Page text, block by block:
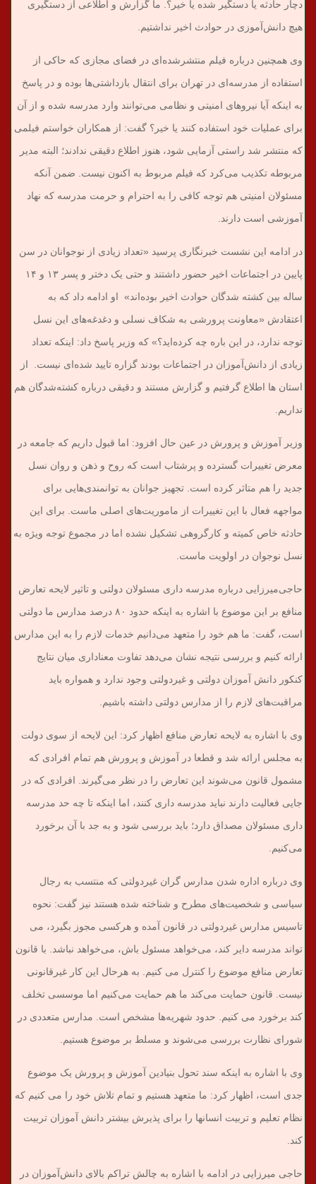
دچار حادثه یا دستگیر شده یا خیر؟. ما گزارش و اطلاعی از دستگیری
هیچ دانش‌آموزی در حوادث اخیر نداشتیم.
وی همچنین درباره فیلم منتشرشده‌ای در فضای مجازی که حاکی از
استفاده از مدرسه‌ای در تهران برای انتقال بازداشتی‌ها بوده و در پاسخ
به اینکه آیا نیروهای امنیتی و نظامی می‌توانند وارد مدرسه شده و از آن
برای عملیات خود استفاده کنند یا خیر؟ گفت: از همکاران خواستم فیلمی
که منتشر شد راستی آزمایی شود، هنوز اطلاع دقیقی ندادند؛ البته مدیر
مربوطه تکذیب می‌کرد که فیلم مربوط به اکنون نیست. ضمن آنکه
مسئولان امنیتی هم توجه کافی را به احترام و حرمت مدرسه که نهاد
آموزشی است دارند.
در ادامه این نشست خبرنگاری پرسید «تعداد زیادی از نوجوانان در سن
پایین در اجتماعات اخیر حضور داشتند و حتی یک دختر و پسر ۱۳ و ۱۴
ساله بین کشته شدگان حوادث اخیر بوده‌اند» او ادامه داد که به
اعتقادش «معاونت پرورشی به شکاف نسلی و دغدغه‌های این نسل
توجه ندارد، در این باره چه کرده‌اید؟» که وزیر پاسخ داد: اینکه تعداد
زیادی از دانش‌آموزان در اجتماعات بودند گزاره تایید شده‌ای نیست. از
استان ها اطلاع گرفتیم و گزارش مستند و دقیقی درباره کشته‌شدگان هم
نداریم.
وزیر آموزش و پرورش در عین حال افزود: اما قبول داریم که جامعه در
معرض تغییرات گسترده و پرشتاب است که روح و ذهن و روان نسل
جدید را هم متاثر کرده‌ است. تجهیز جوانان به توانمندی‌هایی برای
مواجهه فعال با این تغییرات از ماموریت‌های اصلی ماست. برای این
حادثه خاص کمیته و کارگروهی تشکیل نشده اما در مجموع توجه ویژه به
نسل نوجوان در اولویت ماست.
حاجی‌میرزایی درباره مدرسه داری مسئولان دولتی و تاثیر لایحه تعارض
منافع بر این موضوع با اشاره به اینکه حدود ۸۰ درصد مدارس ما دولتی
است، گفت: ما هم خود را متعهد می‌دانیم خدمات لازم را به این مدارس
ارائه کنیم و بررسی نتیجه نشان می‌دهد تفاوت معناداری میان نتایج
کنکور دانش آموزان دولتی و غیردولتی وجود ندارد و همواره باید
مراقبت‌های لازم را از مدارس دولتی داشته باشیم.
وی با اشاره به لایحه تعارض منافع اظهار کرد: این لایحه از سوی دولت
به مجلس ارائه شد و قطعا در آموزش و پرورش هم تمام افرادی که
مشمول قانون می‌شوند این تعارض را در نظر می‌گیرند. افرادی که در
جایی فعالیت دارند نباید مدرسه داری کنند، اما اینکه تا چه حد مدرسه
داری مسئولان مصداق دارد؛ باید بررسی شود و به جد با آن برخورد
می‌کنیم.
وی درباره اداره شدن مدارس گران غیردولتی که منتسب به رجال
سیاسی و شخصیت‌های مطرح و شناخته شده هستند نیز گفت: نحوه
تاسیس مدارس غیردولتی در قانون آمده و هرکسی مجوز بگیرد، می
تواند مدرسه دایر کند، می‌خواهد مسئول باش، می‌خواهد نباشد. با قانون
تعارض منافع موضوع را کنترل می کنیم. به هرحال این کار غیرقانونی
نیست. قانون حمایت می‌کند ما هم حمایت می‌کنیم اما موسسی تخلف
کند برخورد می کنیم. حدود شهریه‌ها مشخص است. مدارس متعددی در
شورای نظارت بررسی می‌شوند و مسلط بر موضوع هستیم.
وی با اشاره به اینکه سند تحول بنیادین آموزش و پرورش یک موضوع
جدی است، اظهار کرد: ما متعهد هستیم و تمام تلاش خود را می کنیم که
نظام تعلیم و تربیت انسانها را برای پذیرش بیشتر دانش آموزان تربیت
کند.
حاجی میرزایی در ادامه با اشاره به چالش تراکم بالای دانش‌آموزان در